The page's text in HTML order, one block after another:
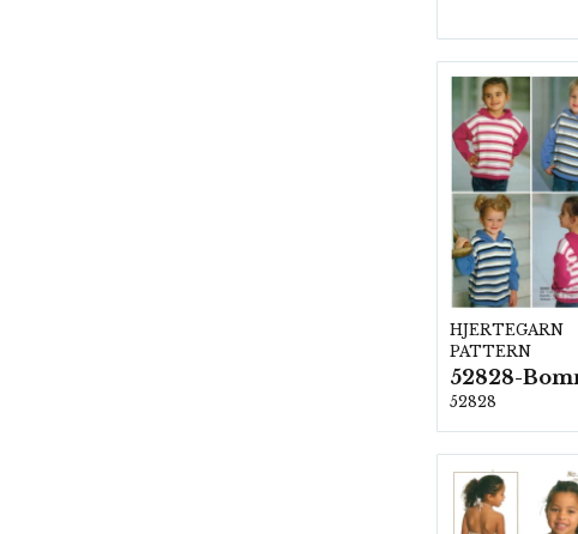
HJERTEGARN
PATTERN
52828-
52828